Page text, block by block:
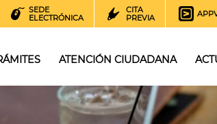
SEDE
ELECTRÓNICA
CITA
PREVIA
ATENCIÓN CIUDADANA